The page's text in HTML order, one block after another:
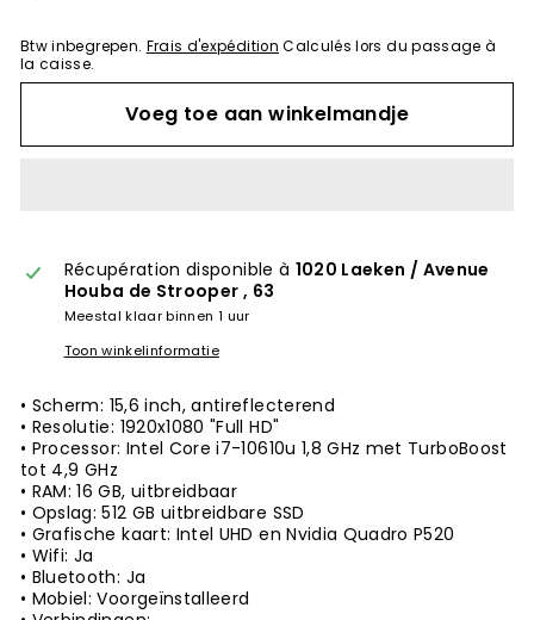
Btw inbegrepen. Frais d'expédition Calculés lors du passage à
la caisse.
Voeg toe aan winkelmandje
Récupération disponible à 1020 Laeken / Avenue
Houba de Strooper , 63
Meestal klaar binnen 1 uur
Toon winkelinformatie
• Scherm: 15,6 inch, antireflecterend
• Resolutie: 1920x1080 "Full HD"
• Processor: Intel Corei7-10610u 1,8 GHz met TurboBoost
tot 4,9 GHz
• RAM: 16 GB, uitbreidbaar
• Opslag: 512 GB uitbreidbare SSD
• Grafische kaart: Intel UHD en Nvidia Quadro P520
• Wifi: Ja
• Bluetooth: Ja
• Mobiel: Voorgeïnstalleerd